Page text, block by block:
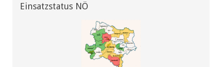
Einsatzstatus NÖ